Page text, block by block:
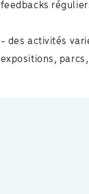
feedbacks
- des activités
expositions,